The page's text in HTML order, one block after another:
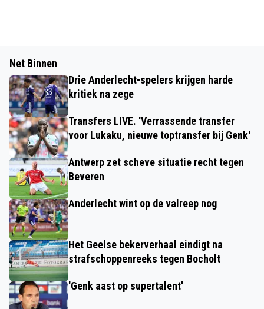
Net Binnen
Drie Anderlecht-spelers krijgen harde
kritiek na zege
Transfers LIVE. 'Verrassende transfer
voor Lukaku, nieuwe toptransfer bij Genk'
Antwerp zet scheve situatie recht tegen
Beveren
Anderlecht wint op de valreep nog
Het Geelse bekerverhaal eindigt na
strafschoppenreeks tegen Bocholt
'Genk aast op supertalent'